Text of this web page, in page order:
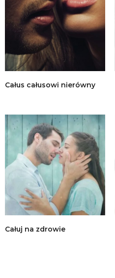
Całus całusowi nierówny
Całuj na zdrowie